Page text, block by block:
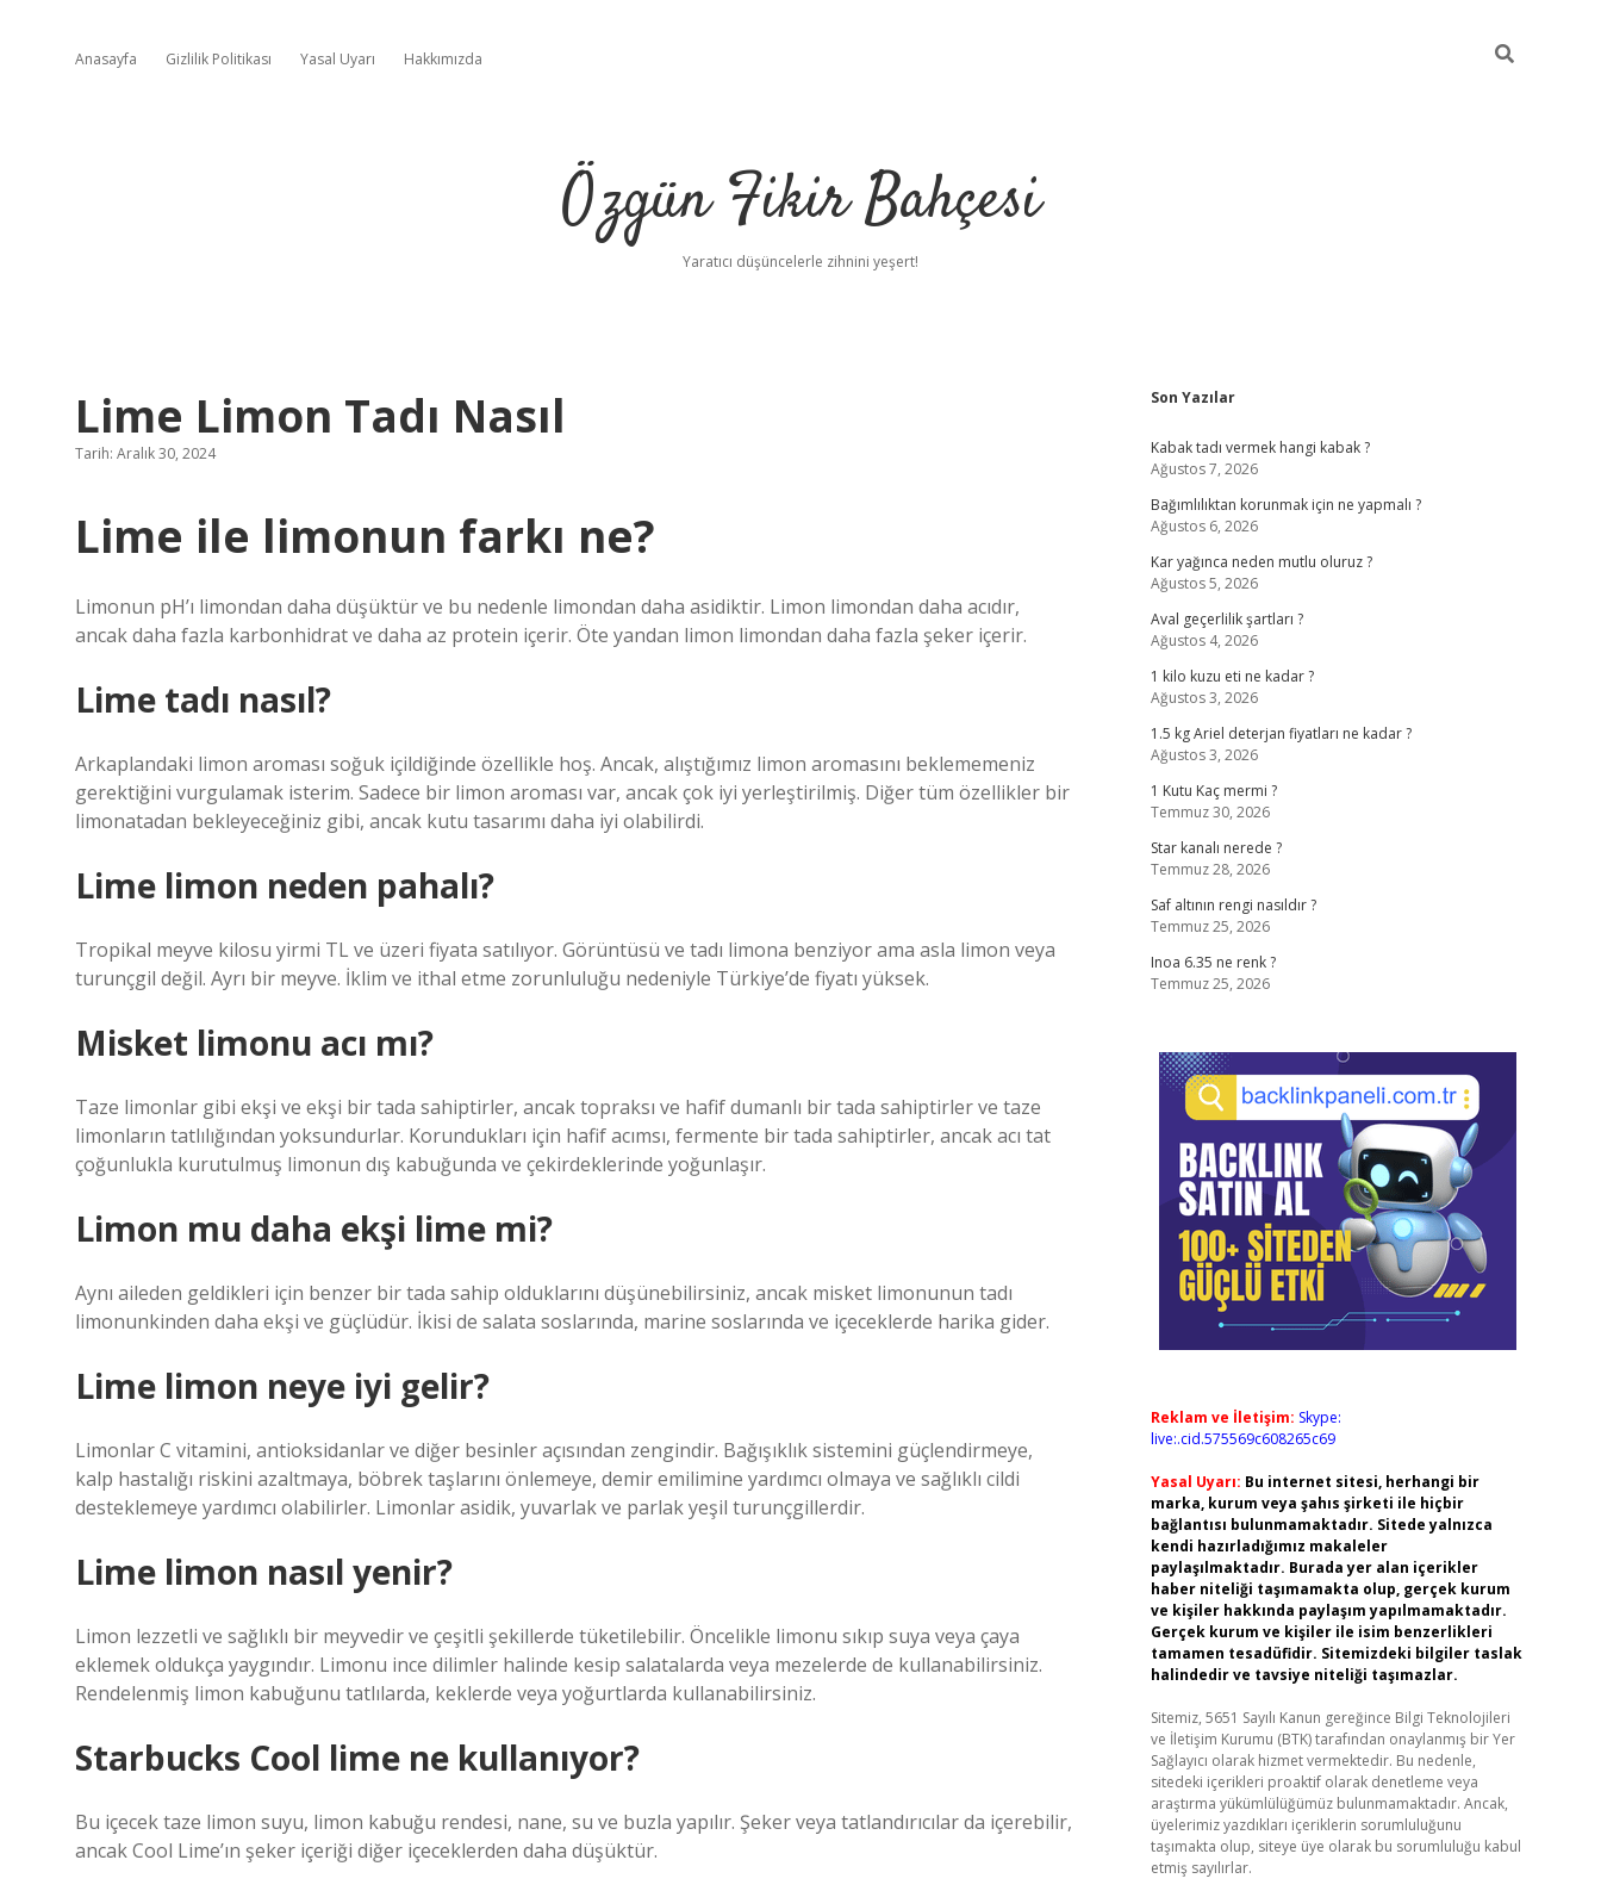
Anasayfa Gizlilik Politikası Yasal Uyarı Hakkımızda
Özgün Fikir Bahçesi
Yaratıcı düşüncelerle zihnini yeşert!
Lime Limon Tadı Nasıl
Tarih: Aralık 30, 2024
Lime ile limonun farkı ne?
Limonun pH’ı limondan daha düşüktür ve bu nedenle limondan daha asidiktir. Limon limondan daha acıdır,
ancak daha fazla karbonhidrat ve daha az protein içerir. Öte yandan limon limondan daha fazla şeker içerir.
Lime tadı nasıl?
Arkaplandaki limon aroması soğuk içildiğinde özellikle hoş. Ancak, alıştığımız limon aromasını beklememeniz
gerektiğini vurgulamak isterim. Sadece bir limon aroması var, ancak çok iyi yerleştirilmiş. Diğer tüm özellikler bir
limonatadan bekleyeceğiniz gibi, ancak kutu tasarımı daha iyi olabilirdi.
Lime limon neden pahalı?
Tropikal meyve kilosu yirmi TL ve üzeri fiyata satılıyor. Görüntüsü ve tadı limona benziyor ama asla limon veya
turunçgil değil. Ayrı bir meyve. İklim ve ithal etme zorunluluğu nedeniyle Türkiye’de fiyatı yüksek.
Misket limonu acı mı?
Taze limonlar gibi ekşi ve ekşi bir tada sahiptirler, ancak topraksı ve hafif dumanlı bir tada sahiptirler ve taze
limonların tatlılığından yoksundurlar. Korundukları için hafif acımsı, fermente bir tada sahiptirler, ancak acı tat
çoğunlukla kurutulmuş limonun dış kabuğunda ve çekirdeklerinde yoğunlaşır.
Limon mu daha ekşi lime mi?
Aynı aileden geldikleri için benzer bir tada sahip olduklarını düşünebilirsiniz, ancak misket limonunun tadı
limonunkinden daha ekşi ve güçlüdür. İkisi de salata soslarında, marine soslarında ve içeceklerde harika gider.
Lime limon neye iyi gelir?
Limonlar C vitamini, antioksidanlar ve diğer besinler açısından zengindir. Bağışıklık sistemini güçlendirmeye,
kalp hastalığı riskini azaltmaya, böbrek taşlarını önlemeye, demir emilimine yardımcı olmaya ve sağlıklı cildi
desteklemeye yardımcı olabilirler. Limonlar asidik, yuvarlak ve parlak yeşil turunçgillerdir.
Lime limon nasıl yenir?
Limon lezzetli ve sağlıklı bir meyvedir ve çeşitli şekillerde tüketilebilir. Öncelikle limonu sıkıp suya veya çaya
eklemek oldukça yaygındır. Limonu ince dilimler halinde kesip salatalarda veya mezelerde de kullanabilirsiniz.
Rendelenmiş limon kabuğunu tatlılarda, keklerde veya yoğurtlarda kullanabilirsiniz.
Starbucks Cool lime ne kullanıyor?
Bu içecek taze limon suyu, limon kabuğu rendesi, nane, su ve buzla yapılır. Şeker veya tatlandırıcılar da içerebilir,
ancak Cool Lime’ın şeker içeriği diğer içeceklerden daha düşüktür.
Sidebar
Son Yazılar
Kabak tadı vermek hangi kabak ?
Ağustos 7, 2026
Bağımlılıktan korunmak için ne yapmalı ?
Ağustos 6, 2026
Kar yağınca neden mutlu oluruz ?
Ağustos 5, 2026
Aval geçerlilik şartları ?
Ağustos 4, 2026
1 kilo kuzu eti ne kadar ?
Ağustos 3, 2026
1.5 kg Ariel deterjan fiyatları ne kadar ?
Ağustos 3, 2026
1 Kutu Kaç mermi ?
Temmuz 30, 2026
Star kanalı nerede ?
Temmuz 28, 2026
Saf altının rengi nasıldır ?
Temmuz 25, 2026
Inoa 6.35 ne renk ?
Temmuz 25, 2026
Reklam ve İletişim: Skype:
live:.cid.575569c608265c69
Yasal Uyarı: Bu internet sitesi, herhangi bir
marka, kurum veya şahıs şirketi ile hiçbir
bağlantısı bulunmamaktadır. Sitede yalnızca
kendi hazırladığımız makaleler
paylaşılmaktadır. Burada yer alan içerikler
haber niteliği taşımamakta olup, gerçek kurum
ve kişiler hakkında paylaşım yapılmamaktadır.
Gerçek kurum ve kişiler ile isim benzerlikleri
tamamen tesadüfidir. Sitemizdeki bilgiler taslak
halindedir ve tavsiye niteliği taşımazlar.
Sitemiz, 5651 Sayılı Kanun gereğince Bilgi Teknolojileri
ve İletişim Kurumu (BTK) tarafından onaylanmış bir Yer
Sağlayıcı olarak hizmet vermektedir. Bu nedenle,
sitedeki içerikleri proaktif olarak denetleme veya
araştırma yükümlülüğümüz bulunmamaktadır. Ancak,
üyelerimiz yazdıkları içeriklerin sorumluluğunu
taşımakta olup, siteye üye olarak bu sorumluluğu kabul
etmiş sayılırlar.